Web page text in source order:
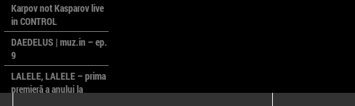
Karpov not Kasparov live
in CONTROL
DAEDELUS | muz.in – ep.
9
LALELE, LALELE – prima
premieră a anului la